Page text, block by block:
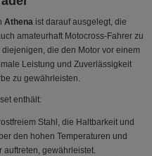
Athena ist darauf ausgelegt, die
amateurhaft Motocross-Fahrer zu
die den Motor vor einem
Leistung und Zuverlässigkeit
zu gewährleisten.
enthält:
Stahl, die Haltbarkeit und
den hohen Temperaturen und
auftreten, gewährleistet.